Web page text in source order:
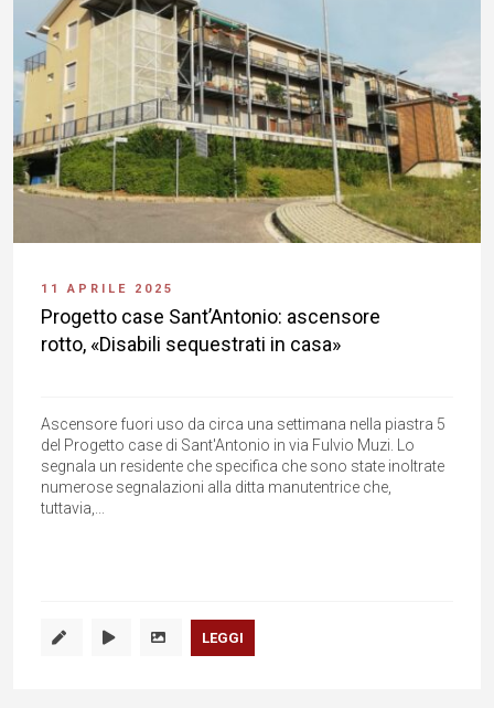
11 APRILE 2025
Progetto case Sant’Antonio: ascensore
rotto, «Disabili sequestrati in casa»
Ascensore fuori uso da circa una settimana nella piastra 5
del Progetto case di Sant'Antonio in via Fulvio Muzi. Lo
segnala un residente che specifica che sono state inoltrate
numerose segnalazioni alla ditta manutentrice che,
tuttavia,...
LEGGI